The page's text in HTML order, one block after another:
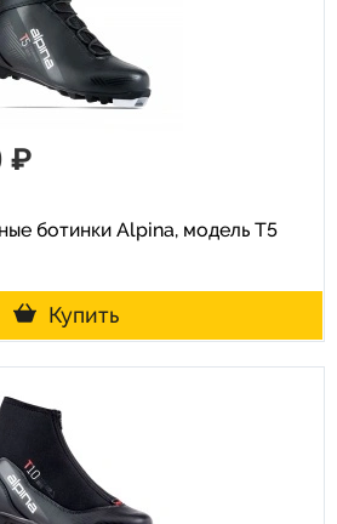
₽
ботинки Alpina, модель T5
Купить